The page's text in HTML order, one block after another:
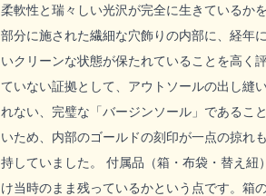
柔軟性と瑞々しい光沢が完全に生きているか
部分に施された繊細な穴飾りの内部に、経年
いクリーンな状態が保たれていることを高く
ていない証拠として、アウトソールの出し縫
れない、完璧な「バージンソール」であるこ
いため、内部のゴールドの刻印が一点の掠れ
持していました。 付属品（箱・布袋・替え
け当時のまま残っているかという点です。箱